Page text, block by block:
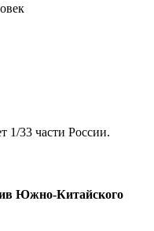
1/33 части России.
Южно-Китайского